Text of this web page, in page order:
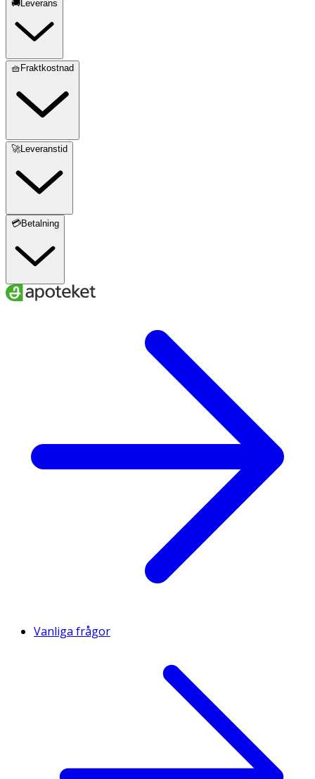
🚚Leverans
🧺Fraktkostnad
🚀Leveranstid
💳Betalning
Vanliga frågor